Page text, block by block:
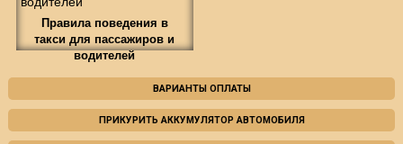
Правила поведения в
такси для пассажиров и
водителей
ВАРИАНТЫ ОПЛАТЫ
ПРИКУРИТЬ АККУМУЛЯТОР АВТОМОБИЛЯ